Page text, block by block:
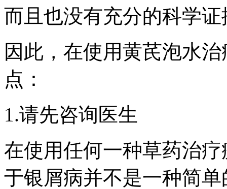
而且也没有充分的科学
因此，在使用黄芪泡水
点：
1.请先咨询医生
在使用任何一种草药治
于银屑病并不是一种简